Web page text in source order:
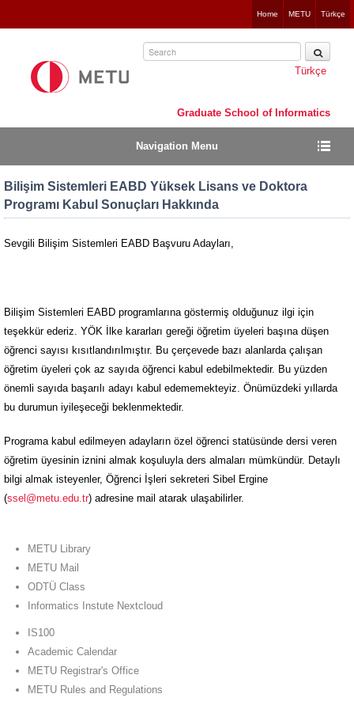
to
Home METU Türkçe
Graduate School of Informatics
Navigation Menu
Bilişim Sistemleri EABD Yüksek Lisans ve Doktora
Programı Kabul Sonuçları Hakkında
Türkçe
Sevgili Bilişim Sistemleri EABD Başvuru Adayları,
Bilişim Sistemleri EABD programlarına göstermiş olduğunuz ilgi için
teşekkür ederiz. YÖK İlke kararları gereği öğretim üyeleri başına düşen
öğrenci sayısı kısıtlandırılmıştır. Bu çerçevede bazı alanlarda çalışan
öğretim üyeleri çok az sayıda öğrenci kabul edebilmektedir. Bu yüzden
önemli sayıda başarılı adayı kabul edememekteyiz. Önümüzdeki yıllarda
bu durumun iyileşeceği beklenmektedir.
Programa kabul edilmeyen adayların özel öğrenci statüsünde dersi veren
öğretim üyesinin iznini almak koşuluyla ders almaları mümkündür. Detaylı
bilgi almak isteyenler, Öğrenci İşleri sekreteri Sibel Ergine
(ssel@metu.edu.tr) adresine mail atarak ulaşabilirler.
METU Library
METU Mail
ODTÜ Class
Informatics Instute Nextcloud
IS100
Academic Calendar
METU Registrar's Office
METU Rules and Regulations